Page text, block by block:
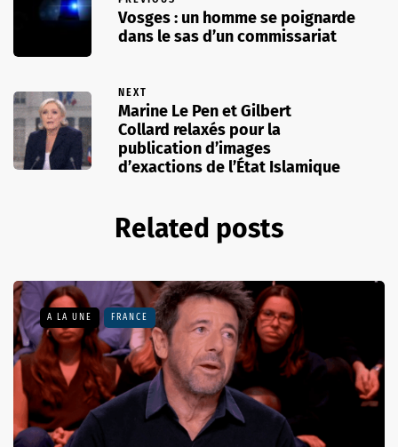
Vosges : un homme se poignarde
dans le sas d’un commissariat
NEXT
Marine Le Pen et Gilbert
Collard relaxés pour la
publication d’images
d’exactions de l’État Islamique
Related posts
A LA UNE FRANCE